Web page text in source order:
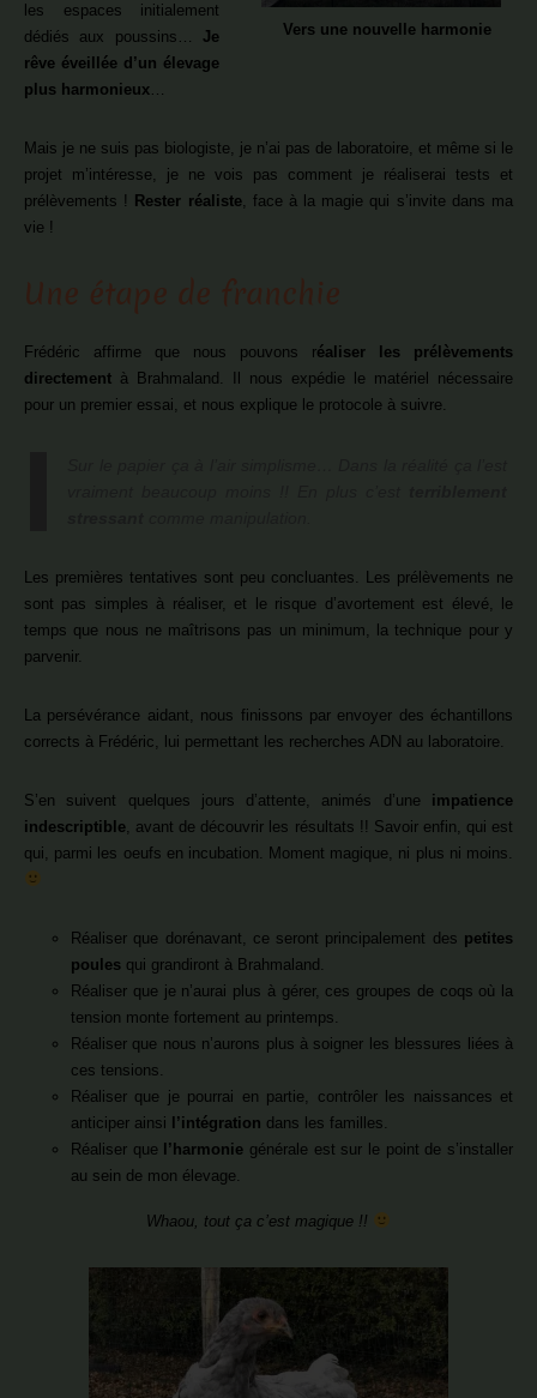
Vers une nouvelle harmonie
les espaces initialement
dédiés aux poussins… Je
rêve éveillée d’un élevage
plus harmonieux…
Mais je ne suis pas biologiste, je n’ai pas de laboratoire, et même si le
projet m’intéresse, je ne vois pas comment je réaliserai tests et
prélèvements !
Rester réaliste, face à la magie qui s’invite dans ma
vie !
Frédéric affirme que nous pouvons réaliser les prélèvements
directement à Brahmaland. Il nous expédie le matériel nécessaire
pour un premier essai, et nous explique le protocole à suivre.
Les premières tentatives sont peu concluantes. Les prélèvements ne
sont pas simples à réaliser, et le risque d’avortement est élevé, le
temps que nous ne maîtrisons pas un minimum, la technique pour y
parvenir.
La persévérance aidant, nous finissons par envoyer des échantillons
corrects à Frédéric, lui permettant les recherches ADN au laboratoire.
S’en suivent quelques jours d’attente, animés d’une impatience
indescriptible , avant de découvrir les résultats !! Savoir enfin, qui est
qui, parmi les oeufs en incubation. Moment magique, ni plus ni moins.
Réaliser que dorénavant, ce seront principalement des petites
poules qui grandiront à Brahmaland.
Réaliser que je n’aurai plus à gérer, ces groupes de coqs où la
tension monte fortement au printemps.
Réaliser que nous n’aurons plus à soigner les blessures liées à
ces tensions.
Réaliser que je pourrai en partie, contrôler les naissances et
anticiper ainsi
l’intégration dans les familles.
Réaliser que
l’harmonie générale est sur le point de s’installer
au sein de mon élevage.
Whaou, tout ça c’est magique !!